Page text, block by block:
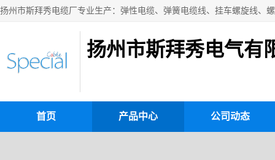
扬州市斯拜秀电气有
首页 产品中心 公司动态